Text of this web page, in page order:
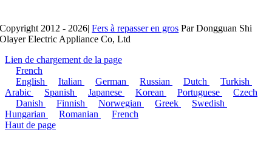
Copyright 2012 - 2026|Fers à repasser en gros Par Dongguan Shi
Olayer Electric Appliance Co, Ltd
Lien de chargement de la page
French
English
Italian German Russian Dutch
Turkish
Arabic
Spanish Japanese Korean Portuguese
Czech
Danish
Finnish Norwegian Greek
Swedish
Hungarian
Romanian
French
Haut de page